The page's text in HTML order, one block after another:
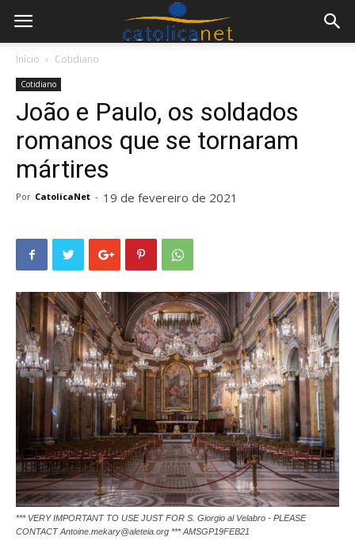
Início Cotidiano
Cotidiano
João e Paulo, os soldados
romanos que se tornaram
mártires
Por CatolicaNet - 19 de fevereiro de 2021
*** VERY IMPORTANT TO USE JUST FOR S. Giorgio al Velabro - PLEASE
CONTACT Antoine.mekary@aleteia.org *** AMSGP19FEB21